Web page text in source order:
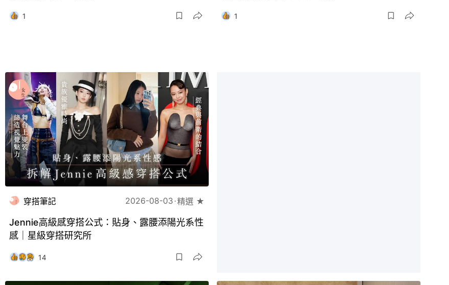
1 1
穿搭筆記 2026-08-03 精選 ★
Jennie高級感穿搭公式：貼身、露腰添陽光系性
感｜星級穿搭研究所
14